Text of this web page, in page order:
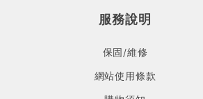
服務說明
保固/維修
網站使用條款